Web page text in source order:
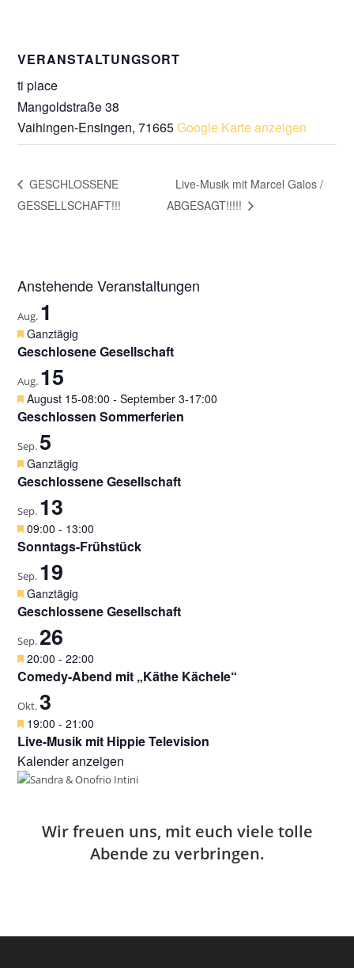
VERANSTALTUNGSORT
ti piace
Mangoldstraße 38
Vaihingen-Ensingen, 71665Google Karte anzeigen
GESCHLOSSENE
GESSELLSCHAFT!!!
Live-Musik mit Marcel Galos /
ABGESAGT!!!!!
Anstehende Veranstaltungen
Aug. 1
H
e
v
o
r
g
h
o
b
n
Ganztägig
Geschlosene Gesellschaft
Aug. 15
H
e
v
o
r
g
h
o
b
n
August 15-08:00 -September 3-17:00
Geschlossen Sommerferien
Sep.5
H
e
v
o
r
g
h
o
b
n
Ganztägig
Geschlossene Gesellschaft
Sep. 13
H
e
v
o
r
g
h
o
b
n
09:00 - 13:00
Sonntags-Frühstück
Sep. 19
H
e
v
o
r
g
h
o
b
e
n
Ganztägig
Geschlossene Gesellschaft
Sep.26
H
e
v
o
r
g
e
h
20:00 -22:00
Comedy-Abend mit „Käthe Kächele“
Okt. 3
H
e
v
o
19:00 -21:00
Live-Musik mit Hippie Television
Kalender anzeigen
Wir freuen uns, mit euch viele tolle
Abende zu verbringen.